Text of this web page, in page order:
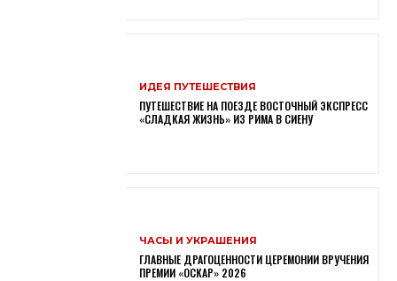
ИДЕЯ ПУТЕШЕСТВИЯ
ПУТЕШЕСТВИЕ НА ПОЕЗДЕ ВОСТОЧНЫЙ ЭКСПРЕСС
«СЛАДКАЯ ЖИЗНЬ» ИЗ РИМА В СИЕНУ
ЧАСЫ И УКРАШЕНИЯ
ГЛАВНЫЕ ДРАГОЦЕННОСТИ ЦЕРЕМОНИИ ВРУЧЕНИЯ
ПРЕМИИ «ОСКАР» 2026